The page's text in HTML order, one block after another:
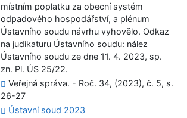
místním poplatku za obecní systém
odpadového hospodářství, a plénum
Ústavního soudu návrhu vyhovělo. Odkaz
na judikaturu Ústavního soudu: nález
Ústavního soudu ze dne 11. 4. 2023, sp.
zn. Pl. ÚS 25/22.
Veřejná správa. - Roč. 34, (2023), č. 5, s.
26-27
Ústavní soud 2023